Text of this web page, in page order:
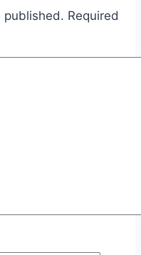
published. Required